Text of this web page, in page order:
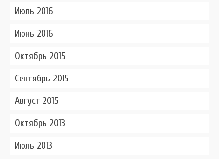
Июль 2016
Июнь 2016
Октябрь 2015
Сентябрь 2015
Август 2015
Октябрь 2013
Июль 2013